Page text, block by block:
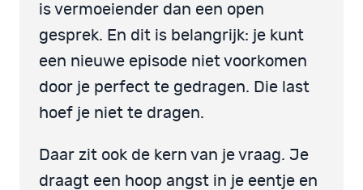
is vermoeiender dan een open
gesprek. En dit is belangrijk: je kunt
een nieuwe episode niet voorkomen
door je perfect te gedragen. Die last
hoef je niet te dragen.
Daar zit ook de kern van je vraag. Je
draagt een hoop angst in je eentje en